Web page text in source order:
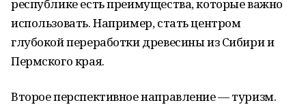
республике есть преимущества, которые важно
использовать. Например, стать центром
глубокой переработки древесины из Сибири и
Пермского края.
Второе перспективное направление — туризм.